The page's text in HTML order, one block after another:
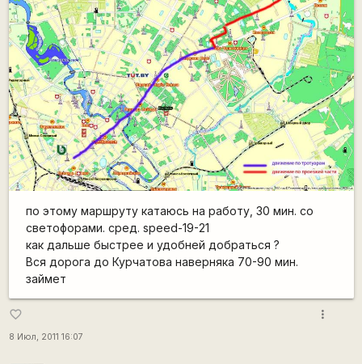
по этому маршруту катаюсь на работу, 30 мин. со
светофорами. сред. speed-19-21
как дальше быстрее и удобней добраться ?
Вся дорога до Курчатова наверняка 70-90 мин.
займет
favorite_border
8 Июл, 2011 16:07
more_vert